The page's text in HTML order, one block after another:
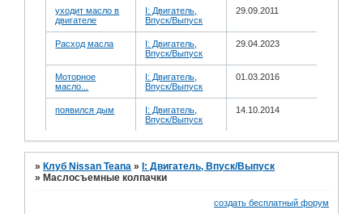
уходит масло в
двигателе
I: Двигатель,
Впуск/Выпуск
29.09.2011
Расход масла
I: Двигатель,
Впуск/Выпуск
29.04.2023
Моторное
масло...
I: Двигатель,
Впуск/Выпуск
01.03.2016
появился дым
I: Двигатель,
Впуск/Выпуск
14.10.2014
»Клуб Nissan Teana »I: Двигатель, Впуск/Выпуск
»Маслосъемные колпачки
создать бесплатный форум